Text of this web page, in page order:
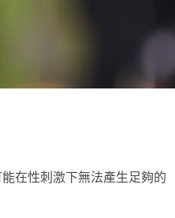
在性刺激下無法產生足夠的